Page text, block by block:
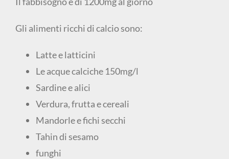
Gli alimenti ricchi di calcio sono:
Latte e latticini
Le acque calciche 150mg/l
Sardine e alici
Verdura, frutta e cereali
Mandorle e fichi secchi
Tahin di sesamo
funghi